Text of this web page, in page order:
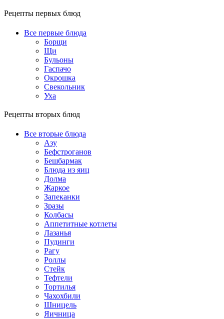
Рецепты первых блюд
Все первые блюда
Борщи
Щи
Бульоны
Гаспачо
Окрошка
Свекольник
Уха
Рецепты вторых блюд
Все вторые блюда
Азу
Бефстроганов
Бешбармак
Блюда из яиц
Долма
Жаркое
Запеканки
Зразы
Колбасы
Аппетитные котлеты
Лазанья
Пудинги
Рагу
Роллы
Стейк
Тефтели
Тортилья
Чахохбили
Шницель
Яичница